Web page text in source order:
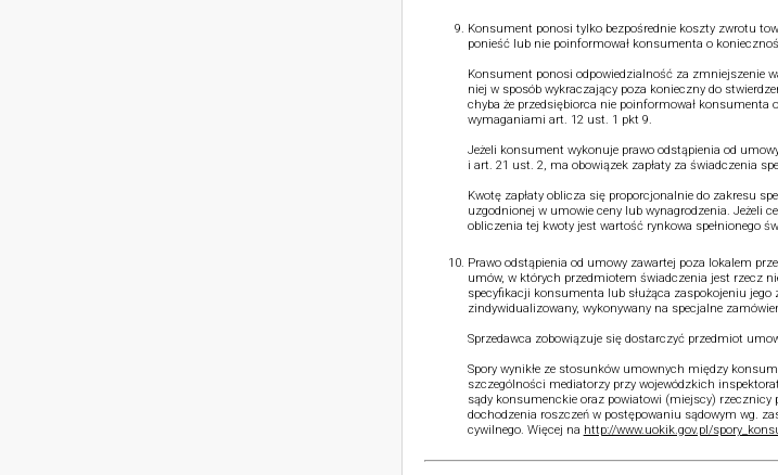
Konsument ponosi tylko bezpośrednie koszty zwrotu
ponieść lub nie poinformował konsumenta o
Konsument ponosi odpowiedzialność za zmniejszenie
niej w sposób wykraczający poza konieczny do
chyba że przedsiębiorca nie poinformował konsumenta
wymaganiami art. 12 ust. 1 pkt 9.
Jeżeli konsument wykonuje prawo odstąpienia od
i art. 21 ust. 2, ma obowiązek zapłaty za świadczenia
Kwotę zapłaty oblicza się proporcjonalnie do zakresu
uzgodnionej w umowie ceny lub wynagrodzenia. Jeżeli
obliczenia tej kwoty jest wartość rynkowa spełnionego
Prawo odstąpienia od umowy zawartej poza lokalem
umów, w których przedmiotem świadczenia jest rzecz
specyfikacji konsumenta lub służąca zaspokojeniu
zindywidualizowany, wykonywany na specjalne
Sprzedawca zobowiązuje się dostarczyć przedmiot
Spory wynikłe ze stosunków umownych między
szczególności mediatorzy przy wojewódzkich
sądy konsumenckie oraz powiatowi (miejscy)
dochodzenia roszczeń w postępowaniu sądowym wg.
cywilnego. Więcej na http://www.uokik.gov.pl/